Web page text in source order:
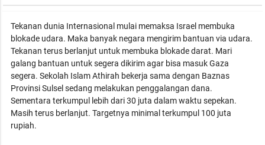
Tekanan dunia Internasional mulai memaksa Israel membuka
blokade udara. Maka banyak negara mengirim bantuan via udara.
Tekanan terus berlanjut untuk membuka blokade darat. Mari
galang bantuan untuk segera dikirim agar bisa masuk Gaza
segera. Sekolah Islam Athirah bekerja sama dengan Baznas
Provinsi Sulsel sedang melakukan penggalangan dana.
Sementara terkumpul lebih dari 30 juta dalam waktu sepekan.
Masih terus berlanjut. Targetnya minimal terkumpul 100 juta
rupiah.